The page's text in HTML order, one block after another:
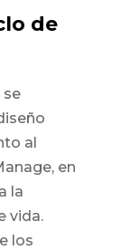
de
se
al
en
la
vida.
los